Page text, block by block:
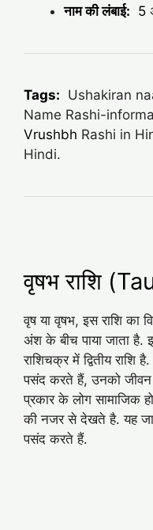
नाम की लंबाई: 5
Tags: Ushakiran
Name Rashi-
Vrushbh Rashi in
Hindi.
वृषभ राशि
वृष या वृषभ, इस राशि का
अंश के बीच पाया जाता है.
राशिचक्र में द्वितीय राशि
पसंद करते हैं, उनको जीवन
प्रकार के लोग सामाजिक
की नजर से देखते है. यह
पसंद करते हैं.